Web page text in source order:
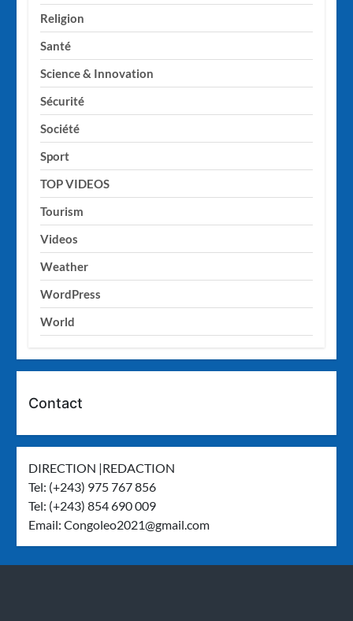
Religion
Santé
Science & Innovation
Sécurité
Société
Sport
TOP VIDEOS
Tourism
Videos
Weather
WordPress
World
Contact
DIRECTION |REDACTION
Tel: (+243) 975 767 856
Tel: (+243) 854 690 009
Email:Congoleo2021@gmail.com